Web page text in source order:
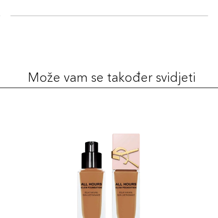
Može vam se također svidjeti